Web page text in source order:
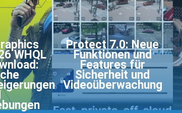
WHQL
Protect 7.0: Neue
Funktionen und
Features für
Sicherheit und
Videoüberwachung